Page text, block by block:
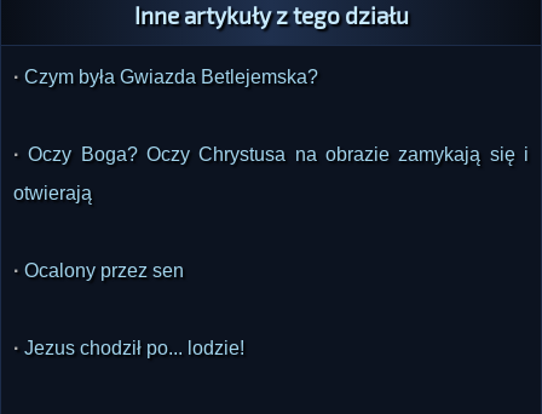
Inne artykuły z tego działu
· Czym była Gwiazda Betlejemska?
· Oczy Boga? Oczy Chrystusa na obrazie zamykają się i
otwierają
· Ocalony przez sen
· Jezus chodził po... lodzie!